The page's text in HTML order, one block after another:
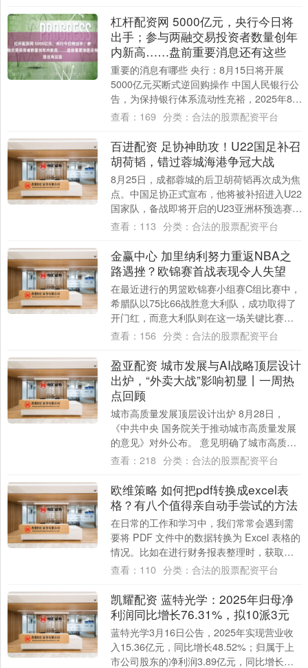
杠杆配资网 5000亿元，央行今日将
出手；参与两融交易投资者数量创年
内新高……盘前重要消息还有这些
重要的消息有哪些 央行：8月15日将开展
5000亿元买断式逆回购操作 中国人民银行公
告，为保持银行体系流动性充裕，2025年8月
15日，中国人民银行将以固定数量....
查看： 169 分类： 合法的股票配资平台
百进配资 足协神助攻！U22国足补召
胡荷韬，错过蓉城海港争冠大战
8月25日，成都蓉城的后卫胡荷韬再次成为焦
点。中国足协正式宣布，他将被补招进入U22
国家队，备战即将开启的U23亚洲杯预选赛。
这就意味着这位刚从伤病里走出的年轻....
查看： 113 分类： 合法的股票配资平台
金赢中心 加里纳利努力重返NBA之
路遇挫？欧锦赛首战表现令人失望
在最近进行的男篮欧锦赛小组赛C组比赛中，
希腊队以75比66战胜意大利队，成功取得了
开门红，而意大利队则在这一场关键比赛中
一败涂地。 在比赛中，意大利队的替补锋
查看： 156 分类： 合法的股票配资平台
盈亚配资 城市发展与AI战略顶层设计
出炉，“外卖大战”影响初显丨一周热
点回顾
城市高质量发展顶层设计出炉 8月28日，
《中共中央 国务院关于推动城市高质量发展
的意见》对外公布。 意见明确了城市高质量
发展的主要目标：到2030年，现代化人民....
查看： 218 分类： 合法的股票配资平台
欧维策略 如何把pdf转换成excel表
格？有八个值得亲自动手尝试的方法
在日常的工作和学习中，我们常常会遇到需
要将 PDF 文件中的数据转换为 Excel 表格的
情况。比如在进行财务报表整理时，获取到
的财务数据可能是以 PDF 格式....
查看： 110 分类： 合法的股票配资平台
凯耀配资 蓝特光学：2025年归母净
利润同比增长76.31%，拟10派3元
蓝特光学3月16日公告，2025年实现营业收
入15.36亿元，同比增长48.52%；归属于上
市公司股东的净利润3.89亿元，同比增长